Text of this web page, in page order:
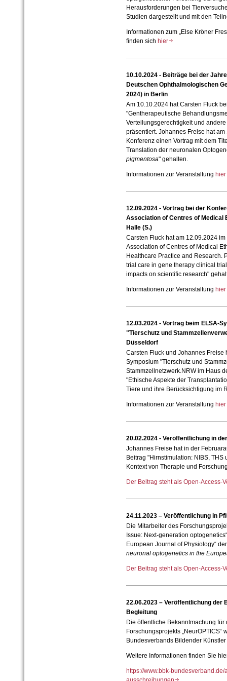
Herausforderungen bei
Studien dargestellt und mit den
Informationen zum „Else Kröner
finden sich hier
10.10.2024 - Beiträge bei der
Deutschen Ophthalmologischen
2024) in Berlin
Am 10.10.2024 hat Carsten Fluck
"Gentherapeutische
Verteilungsgerechtigkeit und
präsentiert. Johannes Freise hat
Konferenz einen Vortrag mit dem
Translation der neuronalen
pigmentosa" gehalten.
Informationen zur Veranstaltung
12.09.2024 - Vortrag bei der
Association of Centres of Medical
Halle (S.)
Carsten Fluck hat am 12.09.2024
Association of Centres of Medical
Healthcare Practice and Research.
trial care in gene therapy clinical
impacts on scientific research"
Informationen zur Veranstaltung
12.03.2024 - Vortrag beim ELSA-
"Tierschutz und
Düsseldorf
Carsten Fluck und Johannes
Symposium "Tierschutz und
Stammzellnetzwerk.NRW im Haus
"Ethische Aspekte der
Tiere und ihre Berücksichtigung im
Informationen zur Veranstaltung
20.02.2024 - Veröffentlichung in
Johannes Freise hat in der
Beitrag "Hirnstimulation: NIBS,
Kontext von Therapie und
Der Beitrag steht als Open-
24.11.2023 – Veröffentlichung in
Die Mitarbeiter des
Issue: Next-generation
European Journal of Physiology“
neuronal optogenetics in the
Der Beitrag steht als Open-
22.06.2023 – Veröffentlichung
Begleitung
Die öffentliche Bekanntmachung
Forschungsprojekts
Bundesverbands Bildender
Weitere Informationen finden Sie
https://www.bbk-